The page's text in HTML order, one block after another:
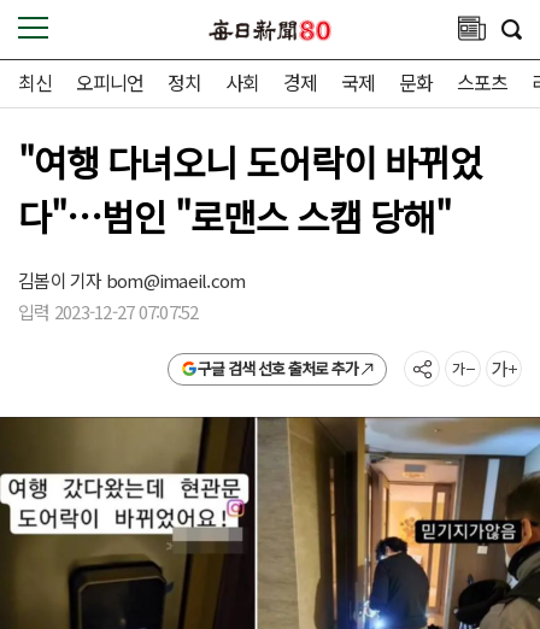
최신 오피니언 정치 사회 경제 국제 문화 스포츠
"여행 다녀오니 도어락이 바뀌었
다"…범인 "로맨스 스캠 당해"
김봄이 기자bom@imaeil.com
입력 2023-12-27 07:07:52
구글 검색 선호 출처로 추가